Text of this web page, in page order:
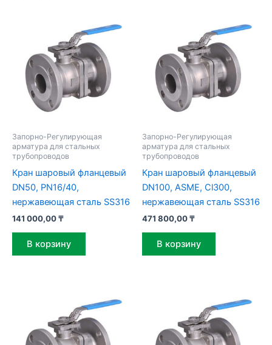
Запорно-Регулирующая
арматура для стальных
трубопроводов
Кран шаровый фланцевый
DN50, PN16/40,
нержавеющая сталь SS316
141 000,00₸
В корзину
Запорно-Регулирующая
арматура для стальных
трубопроводов
Кран шаровый фланцевый
DN100, ASME, Cl300,
нержавеющая сталь SS316
471 800,00₸
В корзину